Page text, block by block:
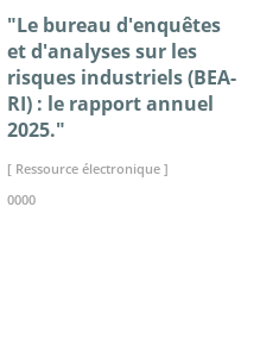
"Le bureau d'enquêtes
et d'analyses sur les
risques industriels (BEA-
RI) : le rapport annuel
2025."
[ Ressource électronique ]
0000